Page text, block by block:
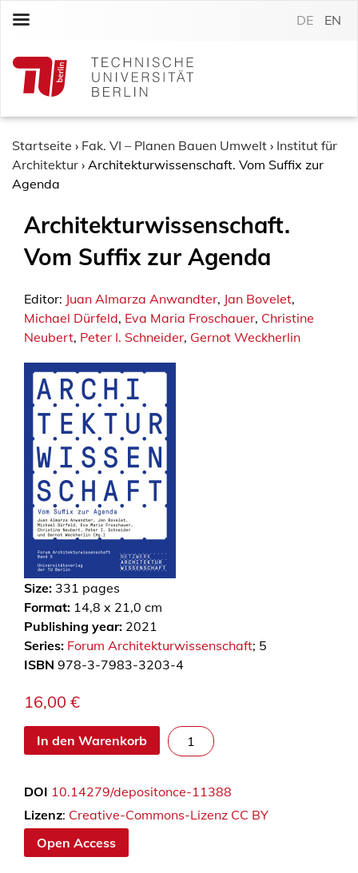
c
DE EN
Startseite › Fak. VI – Planen Bauen Umwelt › Institut für
Architektur › Architekturwissenschaft. Vom Suffix zur
Agenda
Architekturwissenschaft.
Vom Suffix zur Agenda
Editor: Juan Almarza Anwandter, Jan Bovelet,
Michael Dürfeld, Eva Maria Froschauer, Christine
Neubert, Peter I. Schneider, Gernot Weckherlin
Size: 331 pages
Format: 14,8 x 21,0 cm
Publishing year: 2021
Series: Forum Architekturwissenschaft; 5
ISBN 978-3-7983-3203-4
16,00 €
In den Warenkorb
A
r
h
i
DOI 10.14279/depositonce-11388
Lizenz: Creative-Commons-Lizenz CC BY
Open Access